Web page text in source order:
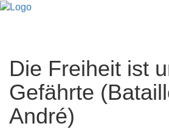
Die Freiheit ist
Gefährte
André)